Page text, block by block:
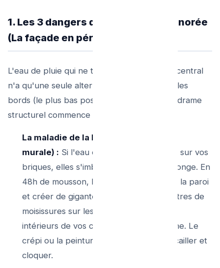
1. Les 3 dangers d'une gouttière ignorée
(La façade en péril)
L'eau de pluie qui ne trouve plus le chemin central
n'a qu'une seule alternative : déborder par les
bords (le plus bas possible). C'est là que le drame
structurel commence :
La maladie de la Façade (L'infiltration
murale) : Si l'eau cascade constamment sur vos
briques, elles s'imbibent comme une éponge. En
48h de mousson, l'humidité va traverser la paroi
et créer de gigantesques auréoles noirâtres de
moisissures sur les plafonds ou les murs
intérieurs de vos chambres sous-corniche. Le
crépi ou la peinture extérieure vont s'écailler et
cloquer.